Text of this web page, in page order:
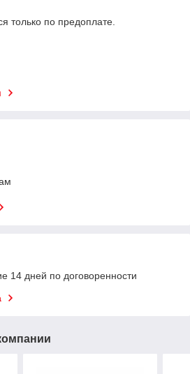
только по предоплате.
14 дней по договоренности